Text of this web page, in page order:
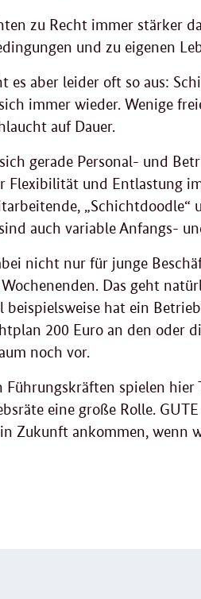
zu Recht immer stärker
und zu eigenen
es aber leider oft so aus:
immer wieder. Wenige
auf Dauer.
gerade Personal- und
Flexibilität und Entlastung
auch variable Anfangs-
nicht nur für junge
Das geht
hat ein
200 Euro an den oder
noch vor.
Führungskräften spielen
eine große Rolle.
Zukunft ankommen,